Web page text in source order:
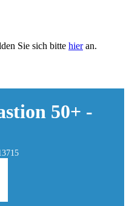
Sie sich bitte hieran.
50+ -